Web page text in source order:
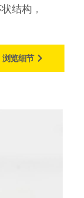
结构，
浏览细节